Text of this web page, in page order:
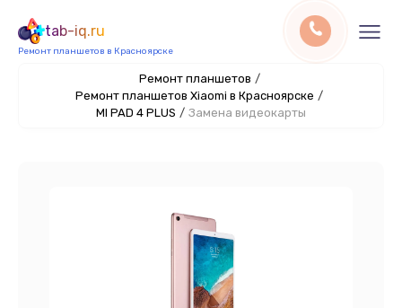
tab-iq.ru
Ремонт планшетов в Красноярске
Ремонт планшетов /
Ремонт планшетов Xiaomi в Красноярске /
MI PAD 4 PLUS / Замена видеокарты